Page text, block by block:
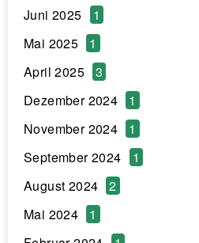
Juni 2025
1
Mai 2025
1
April 2025
3
Dezember 2024
1
November 2024
1
September 2024
1
August 2024
2
Mai 2024
1